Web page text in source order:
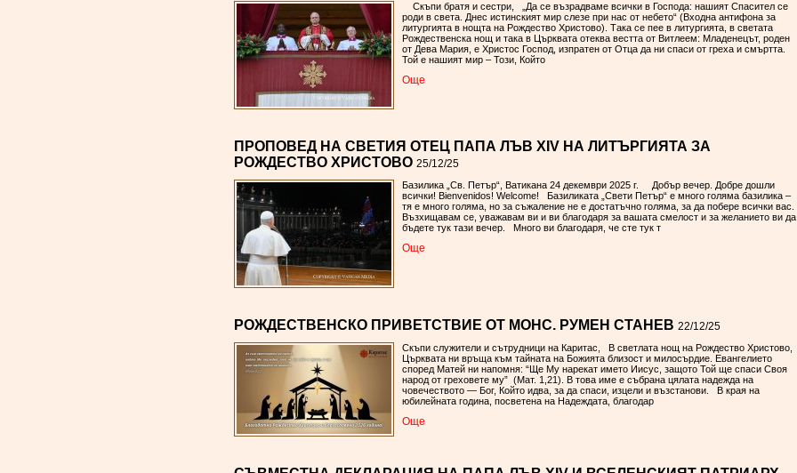
Скъпи братя и сестри, „Да се възрадваме всички в Господа: нашият Спасител се
роди в света. Днес истинският мир слезе при нас от небето“ (Входна антифона за
литургията в нощта на Рождество Христово). Така се пее в литургията, в светата
Рождественска нощ и така в Църквата отеква вестта от Витлеем: Младенецът, роден
от Дева Мария, е Христос Господ, изпратен от Отца да ни спаси от греха и смъртта.
Той е нашият мир – Този, Който
Oще
ПРОПОВЕД НА СВЕТИЯ ОТЕЦ ПАПА ЛЪВ XIV НА ЛИТЪРГИЯТА ЗА
РОЖДЕСТВО ХРИСТОВО 25/12/25
Базилика „Св. Петър“, Ватикана 24 декември 2025 г. Добър вечер. Добре дошли
всички! Bienvenidos! Welcome! Базиликата „Свети Петър“ е много голяма базилика –
тя е много голяма, но за съжаление не е достатъчно голяма, за да побере всички вас.
Възхищавам се, уважавам ви и ви благодаря за вашата смелост и за желанието ви да
бъдете тук тази вечер. Много ви благодаря, че сте тук т
Oще
РОЖДЕСТВЕНСКО ПРИВЕТСТВИЕ ОТ МОНС. РУМЕН СТАНЕВ 22/12/25
Скъпи служители и сътрудници на Каритас, В светлата нощ на Рождество Христово,
Църквата ни връща към тайната на Божията близост и милосърдие. Евангелието
според Матей ни напомня: “Ще Му нарекат името Иисус, защото Той ще спаси Своя
народ от греховете му” (Мат. 1,21). В това име е събрана цялата надежда на
човечеството — Бог, Който идва, за да спаси, изцели и възстанови. В края на
юбилейната година, посветена на Надеждата, благодар
Oще